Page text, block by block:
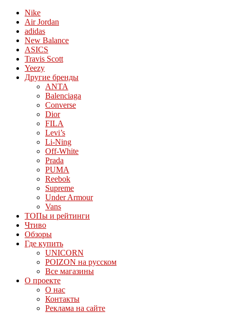
Nike
Air Jordan
adidas
New Balance
ASICS
Travis Scott
Yeezy
Другие бренды
ANTA
Balenciaga
Converse
Dior
FILA
Levi’s
Li-Ning
Off-White
Prada
PUMA
Reebok
Supreme
Under Armour
Vans
ТОПы и рейтинги
Чтиво
Обзоры
Где купить
UNICORN
POIZON на русском
Все магазины
О проекте
О нас
Контакты
Реклама на сайте